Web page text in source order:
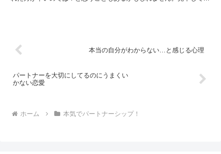
本当の自分がわからない…と感じる心理
パートナーを大切にしてるのにうまくい
かない恋愛
ホーム 本気でパートナーシップ！